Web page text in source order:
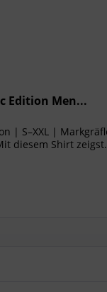
Edition Men...
| S–XXL |
diesem Shirt